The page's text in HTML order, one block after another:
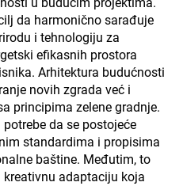
da harmonično sarađuje
i tehnologiju za
efikasnih prostora
Arhitektura budućnosti
novih zgrada već i
principima zelene gradnje.
da se postojeće
standardima i propisima
baštine. Međutim, to
adaptaciju koja